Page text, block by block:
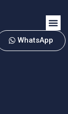
WhatsApp